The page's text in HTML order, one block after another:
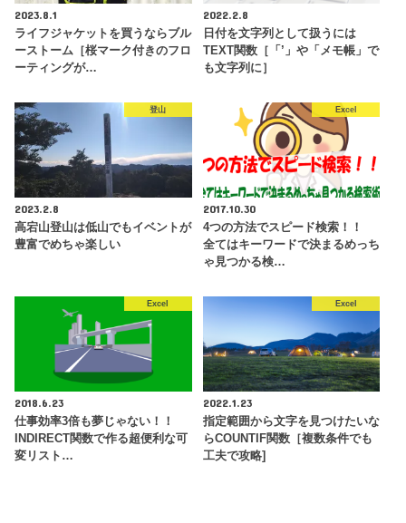
2023.8.1
ライフジャケットを買うならブル
ーストーム［桜マーク付きのフロ
ーティングが…
2022.2.8
日付を文字列として扱うには
TEXT関数［「’」や「メモ帳」で
も文字列に］
登山
2023.2.8
高宕山登山は低山でもイベントが
豊富でめちゃ楽しい
Excel
2017.10.30
4つの方法でスピード検索！！
全てはキーワードで決まるめっち
ゃ見つかる検…
Excel
2018.6.23
仕事効率3倍も夢じゃない！！
INDIRECT関数で作る超便利な可
変リスト…
Excel
2022.1.23
指定範囲から文字を見つけたいな
らCOUNTIF関数［複数条件でも
工夫で攻略]